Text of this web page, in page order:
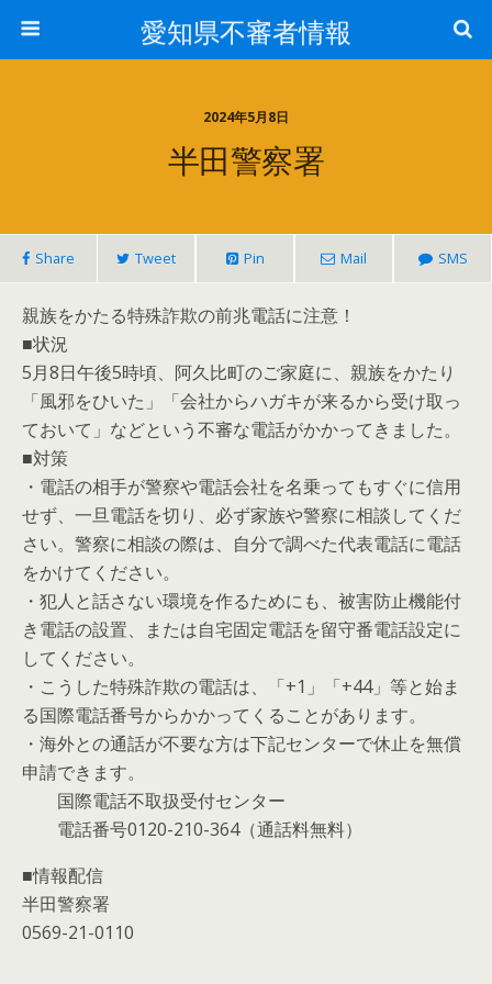
愛知県不審者情報
2024年5月8日
半田警察署
Share Tweet Pin Mail SMS
親族をかたる特殊詐欺の前兆電話に注意！
■状況
5月8日午後5時頃、阿久比町のご家庭に、親族をかたり
「風邪をひいた」「会社からハガキが来るから受け取っ
ておいて」などという不審な電話がかかってきました。
■対策
・電話の相手が警察や電話会社を名乗ってもすぐに信用
せず、一旦電話を切り、必ず家族や警察に相談してくだ
さい。警察に相談の際は、自分で調べた代表電話に電話
をかけてください。
・犯人と話さない環境を作るためにも、被害防止機能付
き電話の設置、または自宅固定電話を留守番電話設定に
してください。
・こうした特殊詐欺の電話は、「+1」「+44」等と始ま
る国際電話番号からかかってくることがあります。
・海外との通話が不要な方は下記センターで休止を無償
申請できます。
国際電話不取扱受付センター
電話番号0120-210-364（通話料無料）
■情報配信
半田警察署
0569-21-0110